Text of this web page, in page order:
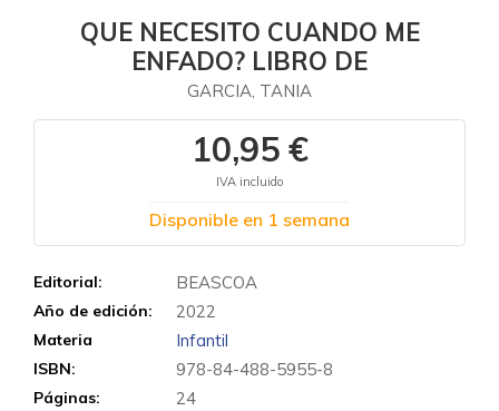
QUE NECESITO CUANDO ME
ENFADO? LIBRO DE
GARCIA, TANIA
10,95 €
IVA incluido
Disponible en 1 semana
Editorial: BEASCOA
Año de edición: 2022
Materia Infantil
ISBN: 978-84-488-5955-8
Páginas: 24